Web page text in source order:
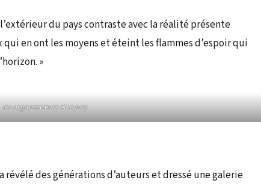
du pays contraste avec la réalité présente
qui en ont les moyens et éteint les flammes d’espoir qui
»
les organisateurs et le jury
révélé des générations d’auteurs et dressé une galerie